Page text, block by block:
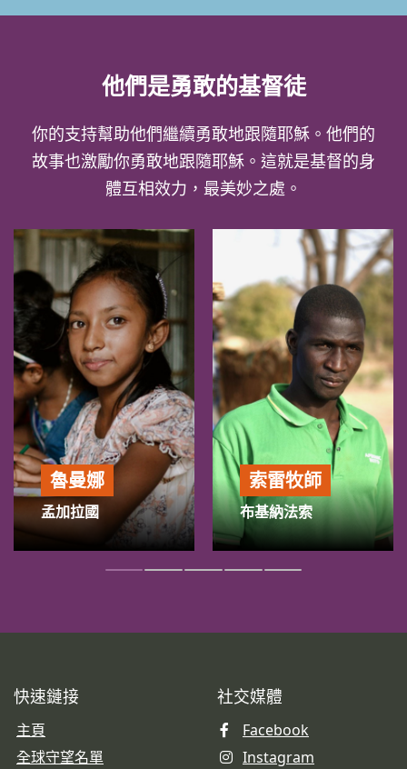
他們是勇敢的基督徒
你的支持幫助他們繼續勇敢地跟隨耶穌。他們的
故事也激勵你勇敢地跟隨耶穌。這就是基督的身
體互相效力，最美妙之處。
魯曼娜
孟加拉國
索雷牧師
布基納法索
快速鏈接
主頁
全球守望名單
社交媒體
Facebook
Instagram